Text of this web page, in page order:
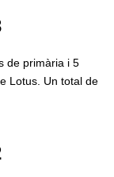
de primària i 5
Lotus. Un total de